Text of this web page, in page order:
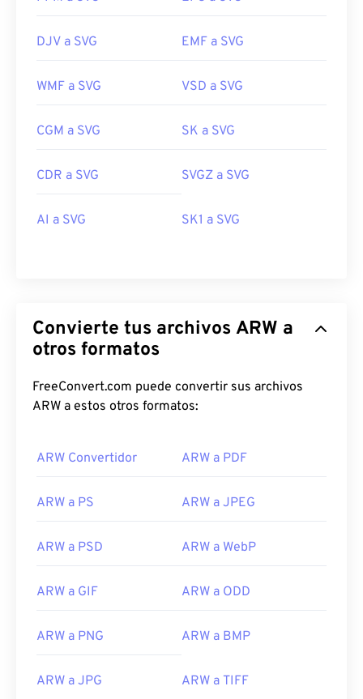
DJV a SVG EMF a SVG
WMF a SVG VSD a SVG
CGM a SVG SK a SVG
CDR a SVG SVGZ a SVG
AI a SVG SK1 a SVG
Convierte tus archivos ARW a
otros formatos
FreeConvert.com puede convertir sus archivos
ARW a estos otros formatos:
ARW Convertidor ARW a PDF
ARW a PS ARW a JPEG
ARW a PSD ARW a WebP
ARW a GIF ARW a ODD
ARW a PNG ARW a BMP
ARW a JPG ARW a TIFF